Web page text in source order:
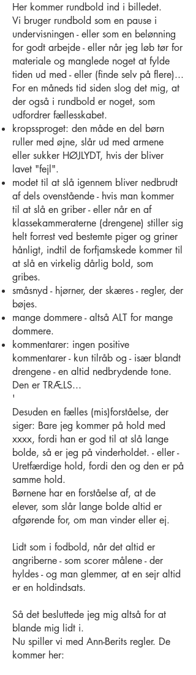
Her kommer rundbold ind i billedet.
Vi bruger rundbold som en pause i
undervisningen - eller som en belønning
for godt arbejde - eller når jeg løb tør for
materiale og manglede noget at fylde
tiden ud med - eller (finde selv på flere)...
For en måneds tid siden slog det mig, at
der også i rundbold er noget, som
udfordrer fællesskabet.
kropssproget: den måde en del børn
ruller med øjne, slår ud med armene
eller sukker HØJLYDT, hvis der bliver
lavet "fejl".
modet til at slå igennem bliver nedbrudt
af dels ovenstående - hvis man kommer
til at slå en griber - eller når en af
klassekammeraterne (drengene) stiller sig
helt forrest ved bestemte piger og griner
hånligt, indtil de forfjamskede kommer til
at slå en virkelig dårlig bold, som
gribes.
småsnyd - hjørner, der skæres - regler, der
bøjes.
mange dommere - altså ALT for mange
dommere.
kommentarer: ingen positive
kommentarer - kun tilråb og - især blandt
drengene - en altid nedbrydende tone.
Den er TRÆLS...
'
Desuden en fælles (mis)forståelse, der
siger: Bare jeg kommer på hold med
xxxx, fordi han er god til at slå lange
bolde, så er jeg på vinderholdet. - eller -
Uretfærdige hold, fordi den og den er på
samme hold.
Børnene har en forståelse af, at de
elever, som slår lange bolde altid er
afgørende for, om man vinder eller ej.
Lidt som i fodbold, når det altid er
angriberne - som scorer målene - der
hyldes - og man glemmer, at en sejr altid
er en holdindsats.
Så det besluttede jeg mig altså for at
blande mig lidt i.
Nu spiller vi med Ann-Berits regler. De
kommer her: